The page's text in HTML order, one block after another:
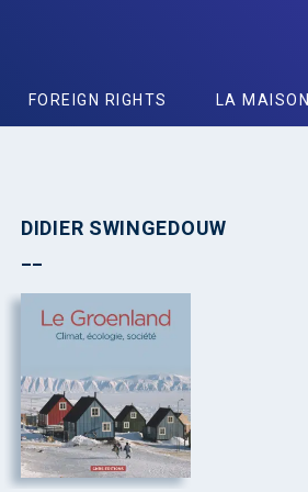
FOREIGN RIGHTS LA MAISON
DIDIER SWINGEDOUW